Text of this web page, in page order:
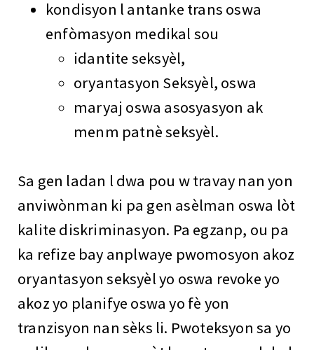
kondisyon l antanke trans oswa
enfòmasyon medikal sou
idantite seksyèl,
oryantasyon Seksyèl, oswa
maryaj oswa asosyasyon ak
menm patnè seksyèl.
Sa gen ladan l dwa pou w travay nan yon
anviwònman ki pa gen asèlman oswa lòt
kalite diskriminasyon. Pa egzanp, ou pa
ka refize bay anplwaye pwomosyon akoz
oryantasyon seksyèl yo oswa revoke yo
akoz yo planifye oswa yo fè yon
tranzisyon nan sèks li. Pwoteksyon sa yo